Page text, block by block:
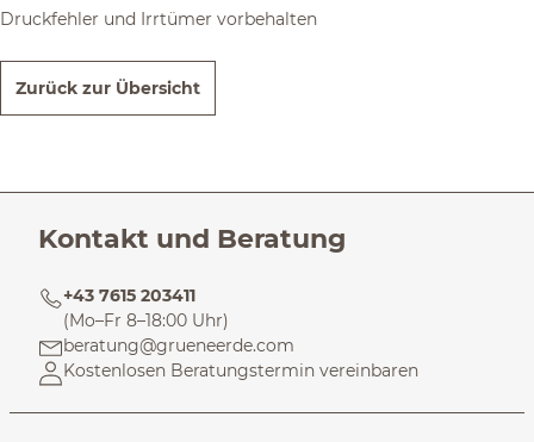
Druckfehler und Irrtümer vorbehalten
Zurück zur Übersicht
Kontakt und Beratung
+43 7615 203411
(Mo–Fr 8–18:00 Uhr)
beratung@grueneerde.com
Kostenlosen Beratungstermin vereinbaren